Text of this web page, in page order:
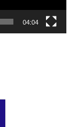
04:04